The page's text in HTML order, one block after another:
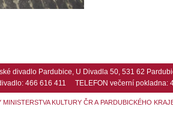
divadlo Pardubice, U Divadla 50, 531 62
466 616 411 TELEFON večerní pokladna:
KULTURY ČR A PARDUBICKÉHO